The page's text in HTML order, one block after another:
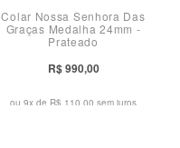
Colar Nossa Senhora Das
Graças Medalha 24mm -
Prateado
R$ 990,00
ou 9x de R$ 110,00 sem juros